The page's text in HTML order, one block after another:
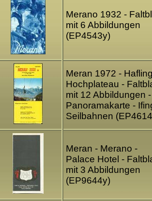
Merano 1932 -
mit 6 Abbildungen
(EP4543y)
Meran 1972 -
Hochplateau -
mit 12 Abbildungen -
Panoramakarte -
Seilbahnen
Meran - Merano -
Palace Hotel -
mit 3 Abbildungen
(EP9644y)